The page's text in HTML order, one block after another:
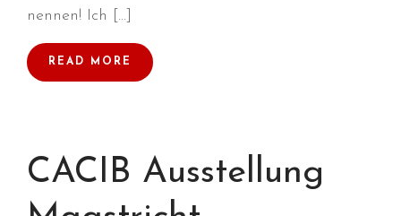
März 2017
Oktober 2016
nennen! Ich […]
READ MORE
CACIB Ausstellung